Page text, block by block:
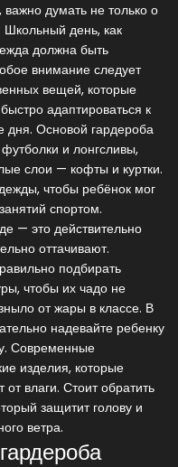
, важно думать не только о
Школьный день, как
должна быть
внимание следует
вещей, которые
адаптироваться к
дня. Основой гардероба
и лонгсливы,
слои — кофты и куртки.
чтобы ребёнок мог
спортом.
— это действительно
оттачивают.
подбирать
чтобы их чадо не
от жары в классе. В
надевайте ребенку
Современные
изделия, которые
влаги. Стоит обратить
защитит голову и
ветра.